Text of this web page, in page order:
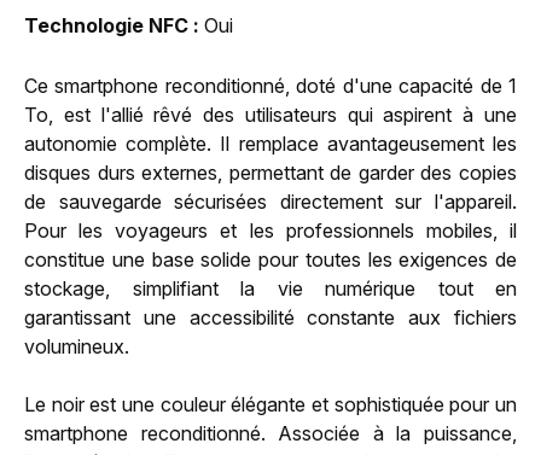
Technologie NFC
Oui
Ce smartphone reconditionné, doté d'une capacité de 1
To, est l'allié rêvé des utilisateurs qui aspirent à une
autonomie complète. Il remplace avantageusement les
disques durs externes, permettant de garder des copies
de sauvegarde sécurisées directement sur l'appareil.
Pour les voyageurs et les professionnels mobiles, il
constitue une base solide pour toutes les exigences de
stockage, simplifiant la vie numérique tout en
garantissant une accessibilité constante aux fichiers
volumineux.
Le noir est une couleur élégante et sophistiquée pour un
smartphone reconditionné. Associée à la puissance,